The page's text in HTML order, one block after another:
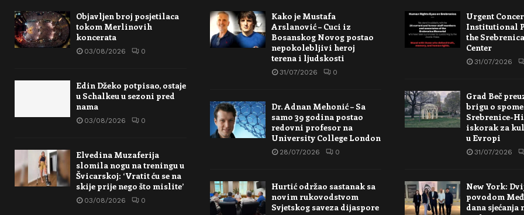
Objavljen broj posjetilaca
tokom Merlinovih
koncerata
03/08/2026 0
Edin Džeko potpisao, ostaje
u Schalkeu u sezoni pred
nama
03/08/2026 0
Elvedina Muzaferija
slomila nogu na treningu u
Švicarskoj: ‘Vratit ću se na
skije prije nego što mislite’
03/08/2026 0
Kako je Mustafa
Arslanović – Cuci iz
Bosanskog Novog postao
nepokolebljivi heroj
terena i ljudskosti
31/07/2026 0
Dr. Adnan Mehonić – Sa
samo 39 godina postao
redovni profesor na
University College London
28/07/2026 0
Hurtić održao sastanak sa
novim rukovodstvom
Svjetskog saveza dijaspore
Urgent
Institutional
the
Center
31/07/2026
Grad Beč
brigu o
Srebrenice-
iskorak za
u Evropi
31/07/2026
New York:
povodom
dana sjećanja